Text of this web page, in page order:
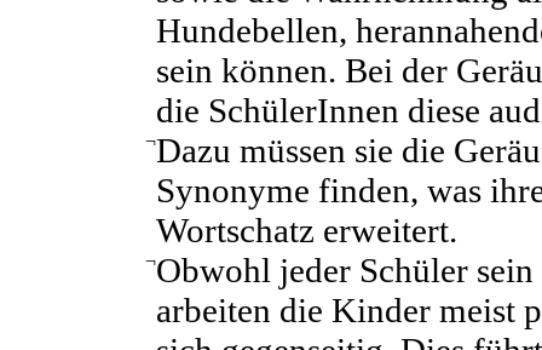
Hundebellen,
sein können. Bei der
die SchülerInnen diese
¬Dazu müssen sie die
Synonyme finden, was
Wortschatz erweitert.
¬Obwohl jeder Schüler
arbeiten die Kinder meist